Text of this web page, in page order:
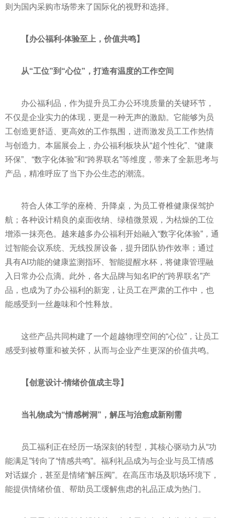
则为国内采购市场带来了国际化的视野和选择。
【办公福利-体验至上，价值共鸣】
从“工位”到“心位”，打造有温度的工作空间
办公福利品，作为提升员工办公环境质量的关键环节，
不仅是企业实力的体现，更是一种无声的激励。它能够为员
工创造更舒适、更高效的工作氛围，进而激发员工工作热情
与创造力。本届展会上，办公福利板块从“超个性化”、“健康
环保”、“数字化体验”和“跨界联名”等维度，带来了全新思考与
产品，精准呼应了当下办公生态的潮流。
符合人体工学的座椅、升降桌，为员工脊椎健康保驾护
航；各种设计精良的桌面收纳、绿植微景观，为枯燥的工位
增添一抹亮色。越来越多办公福利开始融入“数字化体验”，通
过智能会议系统、无线投屏设备，提升团队协作效率；通过
具有AI功能的健康监测指环、智能提醒水杯，将健康管理融
入日常办公点滴。此外，各大品牌与知名IP的“跨界联名”产
品，也成为了办公福利的新宠，让员工在严肃的工作中，也
能感受到一丝趣味和个性释放。
这些产品共同构建了一个超越物理空间的“心位”，让员工
感受到被尊重和被关怀，从而与企业产生更深的价值共鸣。
【创意设计-情绪价值成主导】
当礼物成为“情感树洞”，解压与治愈成新刚需
员工福利正在经历一场深刻的转型，其核心驱动力从“功
能满足”转向了“情感共鸣”。福利礼品成为与企业与员工情感
对话媒介，甚至是情绪“解压阀”。在高压市场及职场环境下，
能提供情绪价值、帮助员工缓解焦虑的礼品正成为热门。